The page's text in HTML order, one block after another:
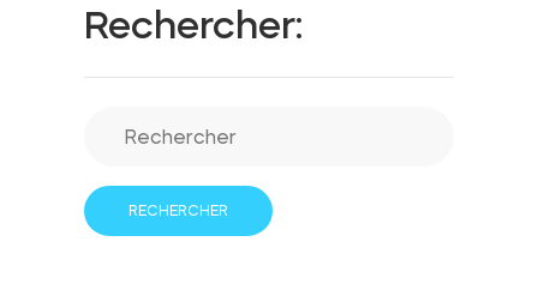
Door Sensor
Rechercher: